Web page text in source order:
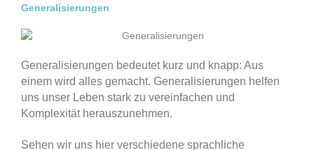
Generalisierungen
Generalisierungen bedeutet kurz und knapp: Aus
einem wird alles gemacht. Generalisierungen helfen
uns unser Leben stark zu vereinfachen und
Komplexität herauszunehmen.
Sehen wir uns hier verschiedene sprachliche